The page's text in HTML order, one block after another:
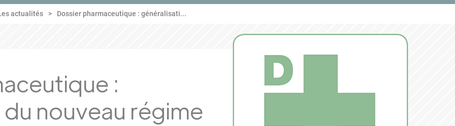
actualités Dossier pharmaceutique : généralisati...
:
nouveau régime